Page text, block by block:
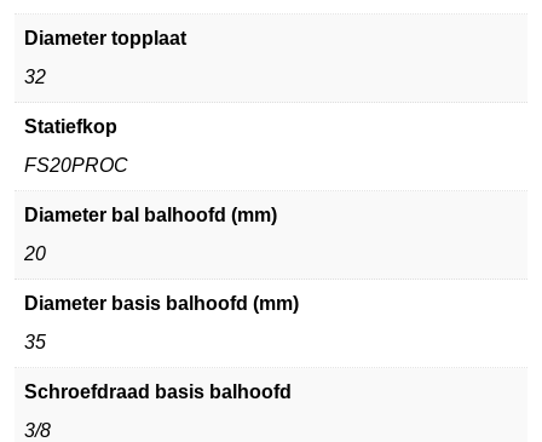
Diameter topplaat
32
Statiefkop
FS20PROC
Diameter bal balhoofd (mm)
20
Diameter basis balhoofd (mm)
35
Schroefdraad basis balhoofd
3/8